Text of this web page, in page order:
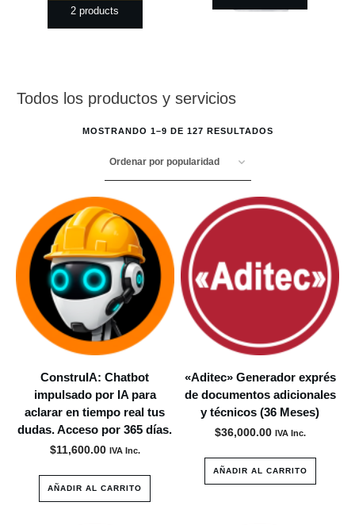
2 products
Todos los productos y servicios
MOSTRANDO 1–9 DE 127 RESULTADOS
ConstruIA: Chatbot
impulsado por IA para
aclarar en tiempo real tus
dudas. Acceso por 365 días.
$11,600.00 IVA Inc.
AÑADIR AL CARRITO
«Aditec» Generador exprés
de documentos adicionales
y técnicos (36 Meses)
$36,000.00 IVA Inc.
AÑADIR AL CARRITO